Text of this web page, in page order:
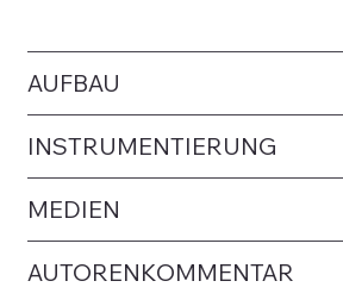
AUFBAU
INSTRUMENTIERUNG
MEDIEN
AUTORENKOMMENTAR